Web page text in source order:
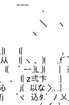
ヽ
，
￣￣￣￣￣
| 憑
いや、
生き返って
＿＿＿＿＿